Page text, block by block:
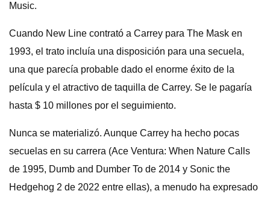
Music.
Cuando New Line contrató a Carrey para The Mask en
1993, el trato incluía una disposición para una secuela,
una que parecía probable dado el enorme éxito de la
película y el atractivo de taquilla de Carrey. Se le pagaría
hasta $ 10 millones por el seguimiento.
Nunca se materializó. Aunque Carrey ha hecho pocas
secuelas en su carrera (Ace Ventura: When Nature Calls
de 1995, Dumb and Dumber To de 2014 y Sonic the
Hedgehog 2 de 2022 entre ellas), a menudo ha expresado